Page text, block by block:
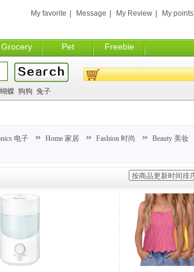
Grocery Pet Freebie
My favorite Message My Review My points
蝶 狗狗 兔子
电子 Home 家居 Fashion 时尚 Beauty 美妆